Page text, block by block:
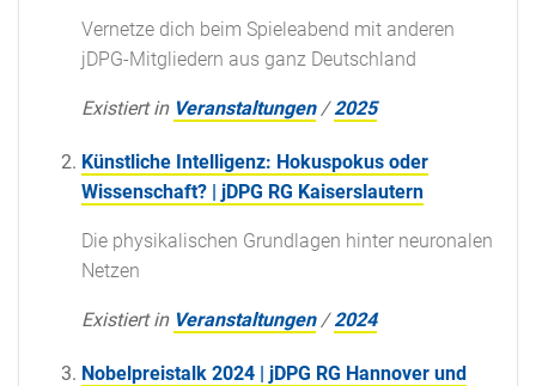
Vernetze dich beim Spieleabend mit anderen
jDPG-Mitgliedern aus ganz Deutschland
Existiert in Veranstaltungen /2025
Künstliche Intelligenz: Hokuspokus oder
Wissenschaft? | jDPG RG Kaiserslautern
Die physikalischen Grundlagen hinter neuronalen
Netzen
Existiert in Veranstaltungen /2024
Nobelpreistalk 2024 | jDPG RG Hannover und